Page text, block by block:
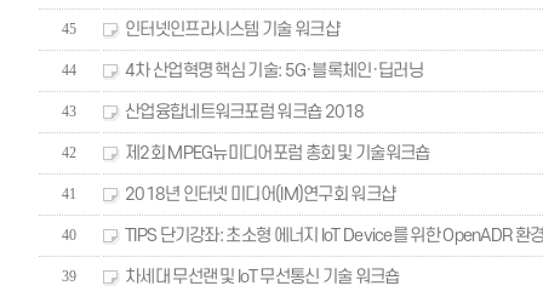
45 인터넷인프라시스템 기술 워크샵
44 4차 산업혁명 핵심 기술: 5G·블록체인·딥러닝
43 산업융합네트워크포럼 워크숍 2018
42 제2회 MPEG뉴미디어포럼 총회 및 기술워크숍
41 2018년 인터넷 미디어(IM)연구회 워크샵
40 TIPS 단기강좌: 초소형 에너지 IoT Device를 위한 OpenADR 환
39 차세대 무선랜 및 IoT 무선통신 기술 워크숍